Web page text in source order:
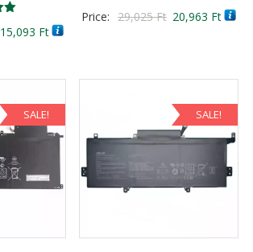
Original
15,093 FtCurrent
5.00
Price: 29,025Ft Original
29,025 Ft
20,963 Ft
SALE! SALE!